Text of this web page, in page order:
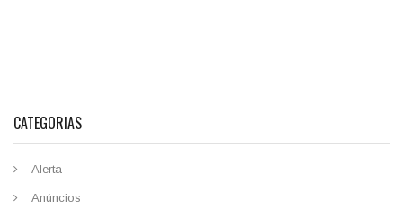
CATEGORIAS
Alerta
Anúncios